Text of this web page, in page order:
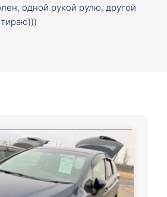
одной рукой рулю, другой